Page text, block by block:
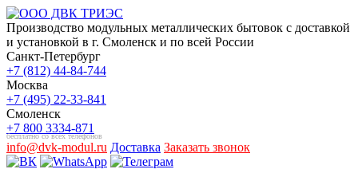
Производство модульных металлических бытовок с доставкой
и установкой в г. Смоленск и по всей России
Санкт-Петербург
+7 (812) 44-84-744
Москва
+7 (495) 22-33-841
Смоленск
+7 800 3334-871
бесплатно со всех телефонов
info@dvk-modul.ru Доставка Заказать звонок